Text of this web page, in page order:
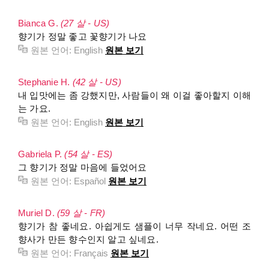
Bianca G. (27 살 - US)
향기가 정말 좋고 꽃향기가 나요
원본 언어: English 원본 보기
Stephanie H. (42 살 - US)
내 입맛에는 좀 강했지만, 사람들이 왜 이걸 좋아할지 이해
는 가요.
원본 언어: English 원본 보기
Gabriela P.(54 살 - ES)
그 향기가 정말 마음에 들었어요
원본 언어: Español 원본 보기
Muriel D. (59 살 - FR)
향기가 참 좋네요. 아쉽게도 샘플이 너무 작네요. 어떤 조
향사가 만든 향수인지 알고 싶네요.
원본 언어: Français 원본 보기